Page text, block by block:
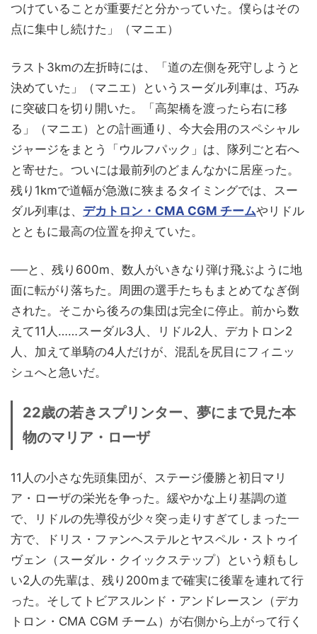
つけていることが重要だと分かっていた。僕らはその
点に集中し続けた」（マニエ）
ラスト3kmの左折時には、「道の左側を死守しようと
決めていた」（マニエ）というスーダル列車は、巧み
に突破口を切り開いた。「高架橋を渡ったら右に移
る」（マニエ）との計画通り、今大会用のスペシャル
ジャージをまとう「ウルフパック」は、隊列ごと右へ
と寄せた。ついには最前列のどまんなかに居座った。
残り1kmで道幅が急激に狭まるタイミングでは、スー
ダル列車は、 デカトロン・CMA CGM チームやリドル
とともに最高の位置を抑えていた。
──と、残り600m、数人がいきなり弾け飛ぶように地
面に転がり落ちた。周囲の選手たちもまとめてなぎ倒
された。そこから後ろの集団は完全に停止。前から数
えて11人……スーダル3人、リドル2人、デカトロン2
人、加えて単騎の4人だけが、混乱を尻目にフィニッ
シュへと急いだ。
22歳の若きスプリンター、夢にまで見た本
物のマリア・ローザ
11人の小さな先頭集団が、ステージ優勝と初日マリ
ア・ローザの栄光を争った。緩やかな上り基調の道
で、リドルの先導役が少々突っ走りすぎてしまった一
方で、ドリス・ファンヘステルとヤスペル・ストゥイ
ヴェン（スーダル・クイックステップ）という頼もし
い2人の先輩は、残り200mまで確実に後輩を連れて行
った。そしてトビアスルンド・アンドレースン（デカ
トロン・CMA CGM チーム）が右側から上がって行く